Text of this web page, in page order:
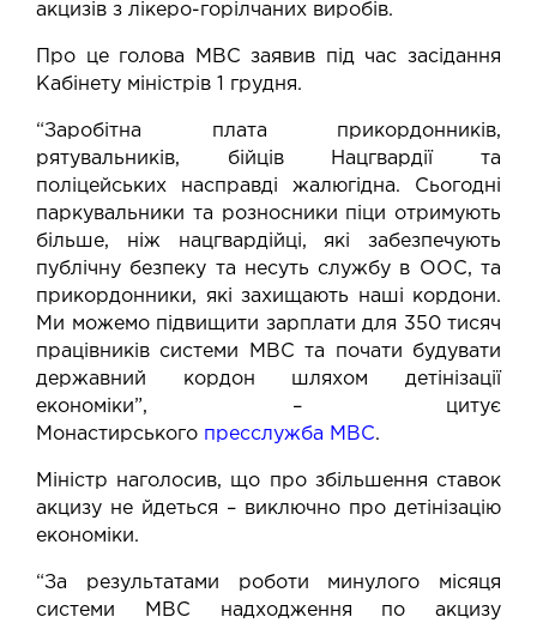
акцизів з лікеро-горілчаних виробів.
Про це голова МВС заявив під час засідання
Кабінету міністрів 1 грудня.
“Заробітна плата прикордонників,
рятувальників, бійців Нацгвардії та
поліцейських насправді жалюгідна. Сьогодні
паркувальники та розносники піци отримують
більше, ніж нацгвардійці, які забезпечують
публічну безпеку та несуть службу в ООС, та
прикордонники, які захищають наші кордони.
Ми можемо підвищити зарплати для 350 тисяч
працівників системи МВС та почати будувати
державний кордон шляхом детінізації
економіки”, – цитує
Монастирського пресслужба МВС.
Міністр наголосив, що про збільшення ставок
акцизу не йдеться – виключно про детінізацію
економіки.
“За результатами роботи минулого місяця
системи МВС надходження по акцизу